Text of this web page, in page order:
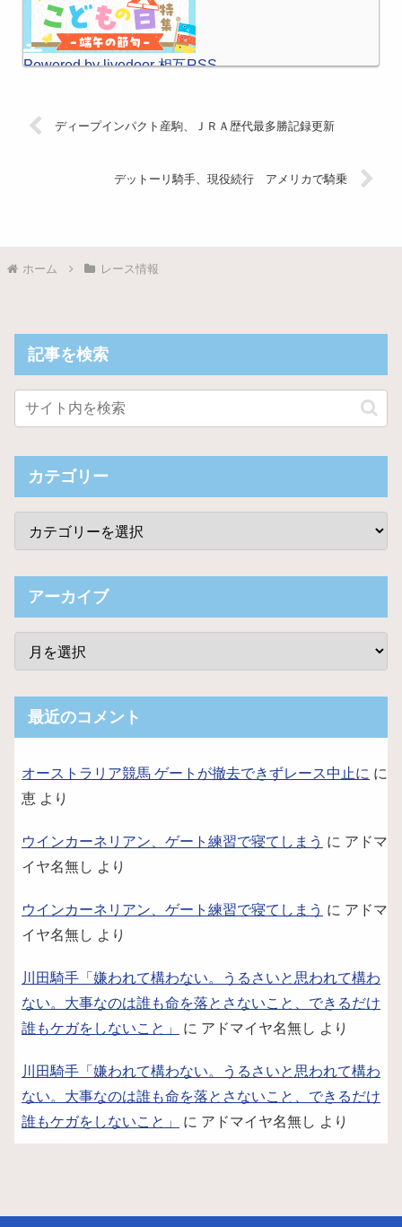
Powered by livedoor 相互RSS
ディープインパクト産駒、ＪＲＡ歴代最多勝記録更新
デットーリ騎手、現役続行 アメリカで騎乗
ホーム レース情報
記事を検索
カテゴリー
アーカイブ
最近のコメント
オーストラリア競馬 ゲートが撤去できずレース中止に に
恵 より
ウインカーネリアン、ゲート練習で寝てしまう に アドマ
イヤ名無し より
ウインカーネリアン、ゲート練習で寝てしまう に アドマ
イヤ名無し より
川田騎手「嫌われて構わない。うるさいと思われて構わ
ない。大事なのは誰も命を落とさないこと、できるだけ
誰もケガをしないこと」
に アドマイヤ名無し より
川田騎手「嫌われて構わない。うるさいと思われて構わ
ない。大事なのは誰も命を落とさないこと、できるだけ
誰もケガをしないこと」
に アドマイヤ名無し より